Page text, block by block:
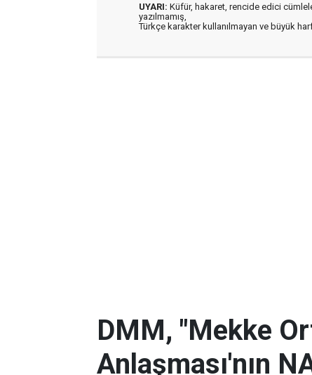
UYARI: Küfür, hakaret, rencide edici
yazılmamış,
Türkçe karakter kullanılmayan ve büyük
DMM, "Mekke
Anlaşması'nın